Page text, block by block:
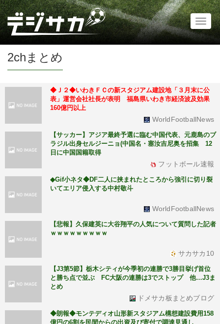
2chまとめ
◆Ｊ２◆いわきＦＣの新スタジアム建設地「３月末に公
表」運営会社社長が表明 福島県いわき市経済波及効果
160億円以上
WorldFootballNews
【サッカー】アジア最終予選に臨む中国代表、元鹿島のブ
ラジル出身セルジーニョ(中国名・塞汝吉尼奥を招集 12
日に中国国籍取得
フットボール速報
◆Gif小ネタ◆DF二人に挟まれたところから強引に切り裂
いてエリア侵入する中村敬斗
WorldFootballNews
【悲報】久保建英に大谷翔平の人気について質問した記者
ｗｗｗｗｗｗｗｗｗ
サカサカ10
【J3第5節】栃木シティが今季初の連勝で3勝目挙げ首位
と勝ち点で並ぶ FC大阪の連勝は3でストップ 他…J3ま
とめ
ドメサカ板まとめブログ
◆朗報◆モンテディオ山形新スタジアム構想建設費用158